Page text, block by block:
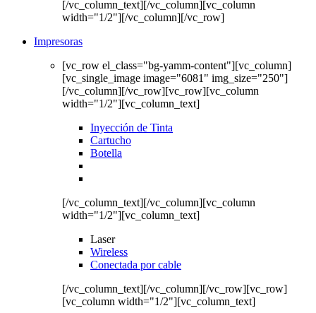
[/vc_column_text][/vc_column][vc_column
width="1/2"][/vc_column][/vc_row]
Impresoras
[vc_row el_class="bg-yamm-content"][vc_column]
[vc_single_image image="6081" img_size="250"]
[/vc_column][/vc_row][vc_row][vc_column
width="1/2"][vc_column_text]
Inyección de Tinta
Cartucho
Botella
[/vc_column_text][/vc_column][vc_column
width="1/2"][vc_column_text]
Laser
Wireless
Conectada por cable
[/vc_column_text][/vc_column][/vc_row][vc_row]
[vc_column width="1/2"][vc_column_text]